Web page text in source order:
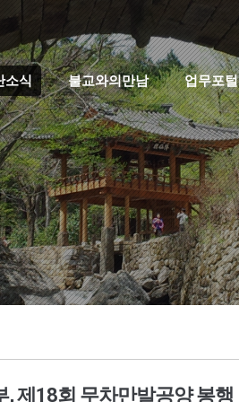
소식 불교와의만남 업무포털
제18회 무차만발공양 봉행